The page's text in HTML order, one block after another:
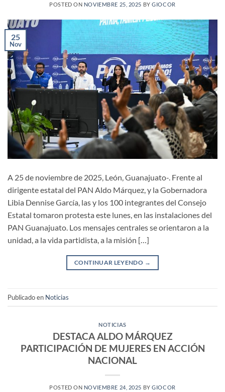
POSTED ON NOVIEMBRE 25, 2025 BYGIOCOR
25
Nov
A 25 de noviembre de 2025, León, Guanajuato-. Frente al
dirigente estatal del PAN Aldo Márquez, y la Gobernadora
Libia Dennise García, las y los 100 integrantes del Consejo
Estatal tomaron protesta este lunes, en las instalaciones del
PAN Guanajuato. Los mensajes centrales se orientaron a la
unidad, a la vida partidista, a la misión […]
CONTINUAR LEYENDO →
Publicado en Noticias
NOTICIAS
DESTACA ALDO MÁRQUEZ
PARTICIPACIÓN DE MUJERES EN ACCIÓN
NACIONAL
POSTED ON NOVIEMBRE 24, 2025 BYGIOCOR